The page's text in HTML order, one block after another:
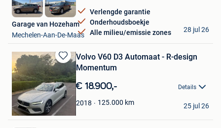
Verlengde garantie
Onderhoudsboekje
Alle milieu/emissie zones
Garage van Hozeham
Mechelen-Aan-De-Maas
28 jul 26
Bewaren
in
Mijn
Favorieten
Volvo V60 D3 Automaat - R-design
Momentum
€ 18.900,- Details
2018 125.000 km
Jonas
Hofstade
25 jul 26